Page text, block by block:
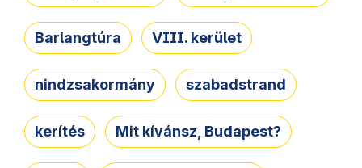
Barlangtúra VIII. kerület
nindzsakormány szabadstrand
kerítés Mit kívánsz, Budapest?